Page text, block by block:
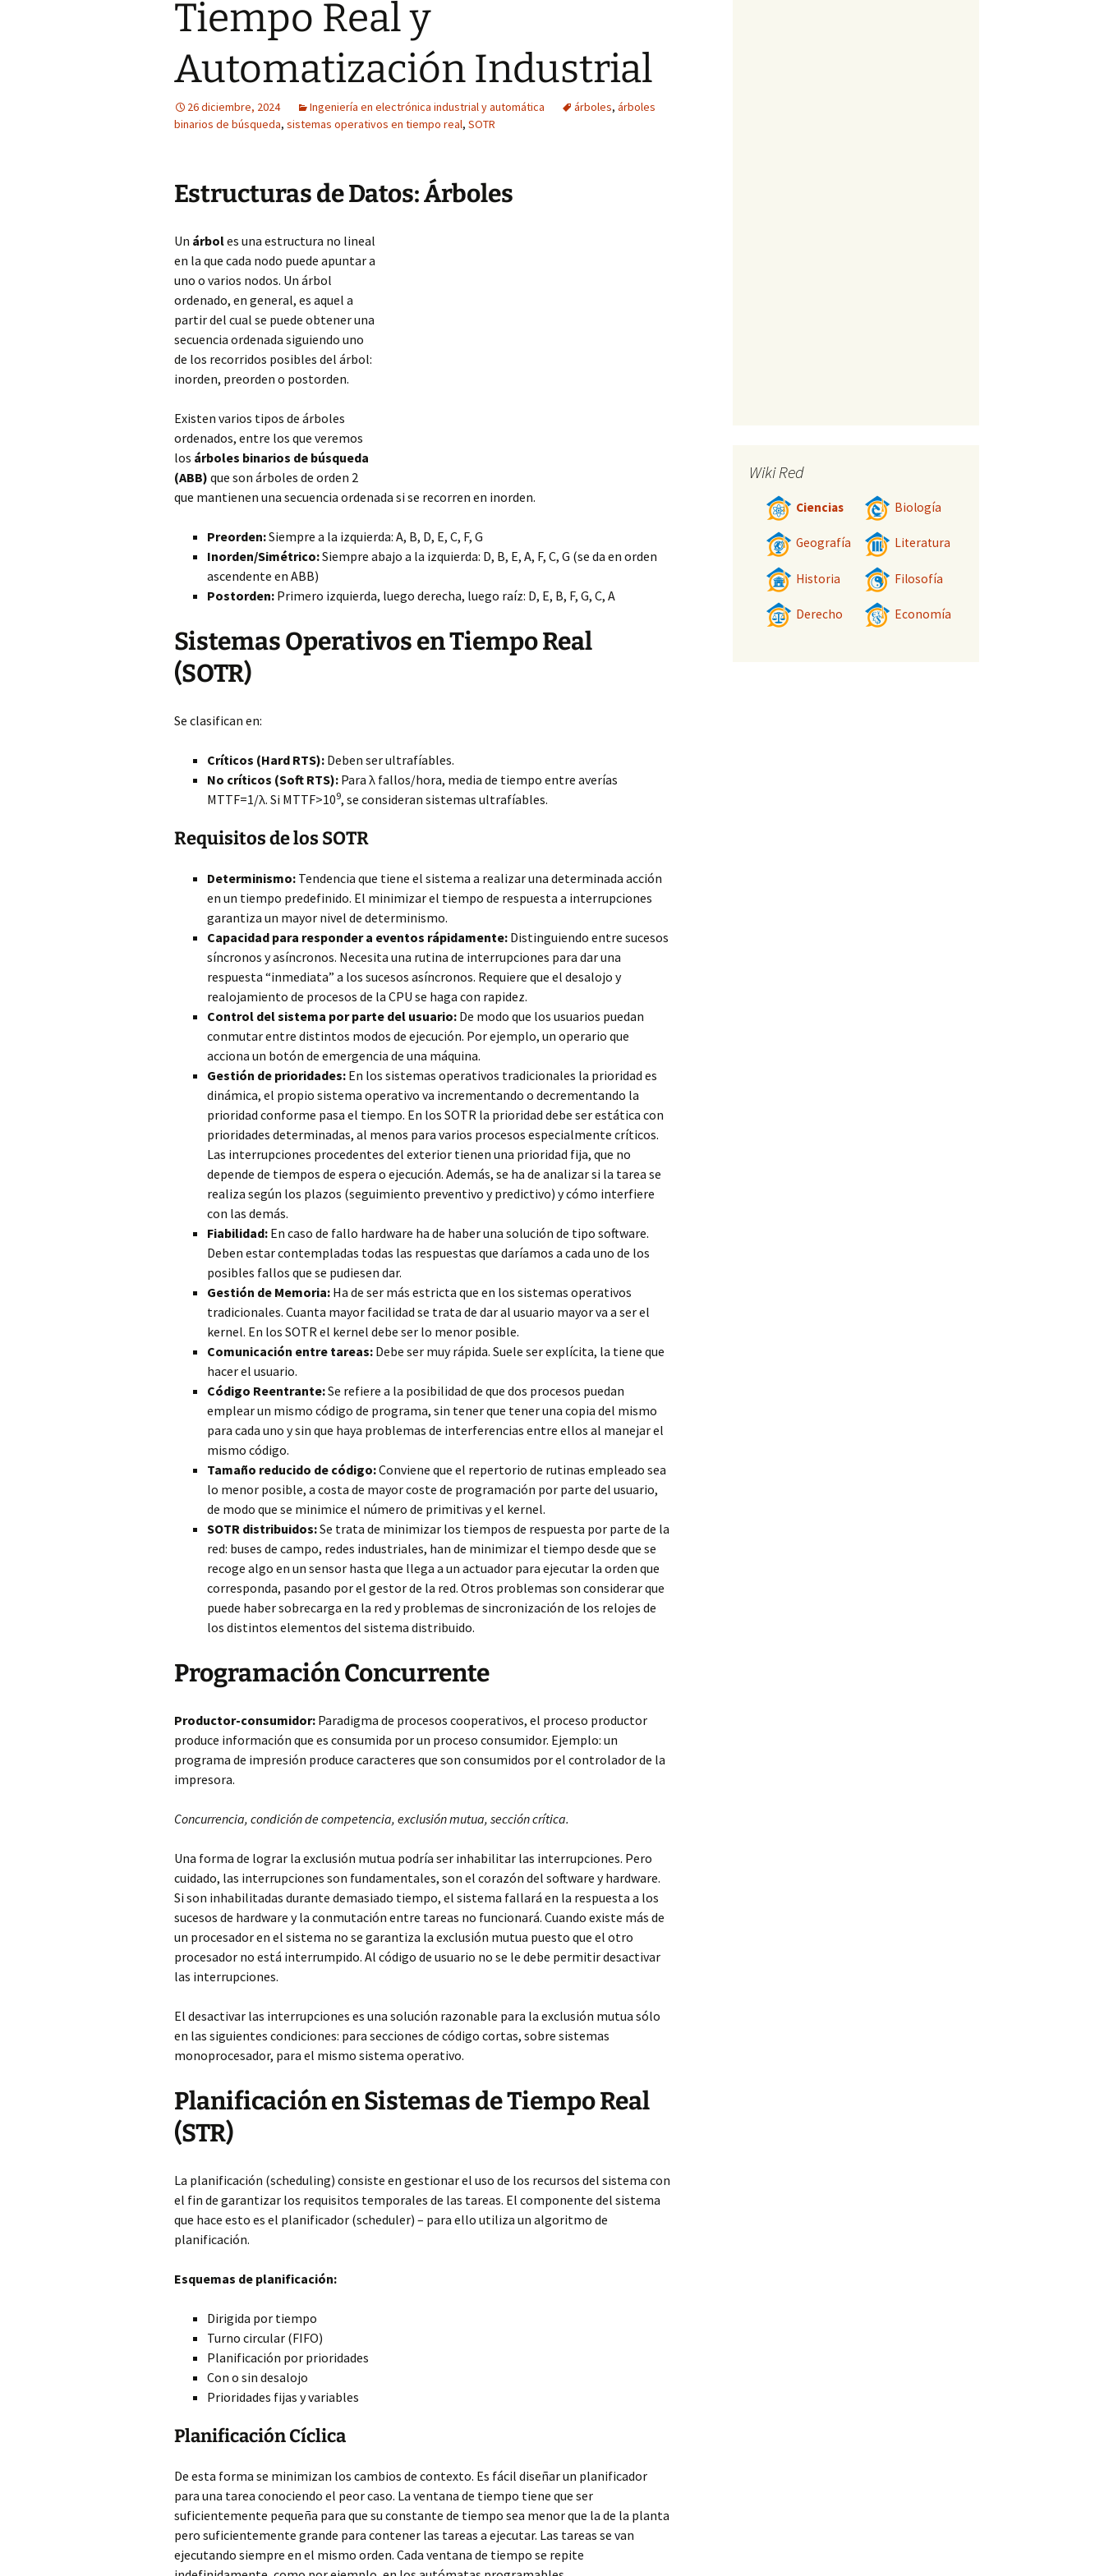
Tiempo Real y
Automatización Industrial
26 diciembre, 2024 Ingeniería en electrónica industrial y automática árboles, árboles
binarios de búsqueda, sistemas operativos en tiempo real, SOTR
Estructuras de Datos: Árboles
Un árboles una estructura no lineal
en la que cada nodo puede apuntar a
uno o varios nodos. Un árbol
ordenado, en general, es aquel a
partir del cual se puede obtener una
secuencia ordenada siguiendo uno
de los recorridos posibles del árbol:
inorden, preorden o postorden.
Existen varios tipos de árboles
ordenados, entre los que veremos
los árboles binarios de búsqueda
(ABB) que son árboles de orden 2
que mantienen una secuencia ordenada si se recorren en inorden.
Preorden:Siempre a la izquierda: A, B, D, E, C, F, G
Inorden/Simétrico:Siempre abajo a la izquierda: D, B, E, A, F, C, G (se da en orden
ascendente en ABB)
Postorden: Primero izquierda, luego derecha, luego raíz: D, E, B, F, G, C, A
Sistemas Operativos en Tiempo Real
(SOTR)
Se clasifican en:
Críticos (Hard RTS): Deben ser ultrafíables.
No críticos (Soft RTS): Para λ fallos/hora, media de tiempo entre averías
MTTF=1/λ. Si MTTF>109, se consideran sistemas ultrafíables.
Requisitos de los SOTR
Determinismo: Tendencia que tiene el sistema a realizar una determinada acción
en un tiempo predefinido. El minimizar el tiempo de respuesta a interrupciones
garantiza un mayor nivel de determinismo.
Capacidad para responder a eventos rápidamente: Distinguiendo entre sucesos
síncronos y asíncronos. Necesita una rutina de interrupciones para dar una
respuesta “inmediata” a los sucesos asíncronos. Requiere que el desalojo y
realojamiento de procesos de la CPU se haga con rapidez.
Control del sistema por parte del usuario: De modo que los usuarios puedan
conmutar entre distintos modos de ejecución. Por ejemplo, un operario que
acciona un botón de emergencia de una máquina.
Gestión de prioridades: En los sistemas operativos tradicionales la prioridad es
dinámica, el propio sistema operativo va incrementando o decrementando la
prioridad conforme pasa el tiempo. En los SOTR la prioridad debe ser estática con
prioridades determinadas, al menos para varios procesos especialmente críticos.
Las interrupciones procedentes del exterior tienen una prioridad fija, que no
depende de tiempos de espera o ejecución. Además, se ha de analizar si la tarea se
realiza según los plazos (seguimiento preventivo y predictivo) y cómo interfiere
con las demás.
Fiabilidad: En caso de fallo hardware ha de haber una solución de tipo software.
Deben estar contempladas todas las respuestas que daríamos a cada uno de los
posibles fallos que se pudiesen dar.
Gestión de Memoria: Ha de ser más estricta que en los sistemas operativos
tradicionales. Cuanta mayor facilidad se trata de dar al usuario mayor va a ser el
kernel. En los SOTR el kernel debe ser lo menor posible.
Comunicación entre tareas: Debe ser muy rápida. Suele ser explícita, la tiene que
hacer el usuario.
Código Reentrante:Se refiere a la posibilidad de que dos procesos puedan
emplear un mismo código de programa, sin tener que tener una copia del mismo
para cada uno y sin que haya problemas de interferencias entre ellos al manejar el
mismo código.
Tamaño reducido de código:Conviene que el repertorio de rutinas empleado sea
lo menor posible, a costa de mayor coste de programación por parte del usuario,
de modo que se minimice el número de primitivas y el kernel.
SOTR distribuidos:Se trata de minimizar los tiempos de respuesta por parte de la
red: buses de campo, redes industriales, han de minimizar el tiempo desde que se
recoge algo en un sensor hasta que llega a un actuador para ejecutar la orden que
corresponda, pasando por el gestor de la red. Otros problemas son considerar que
puede haber sobrecarga en la red y problemas de sincronización de los relojes de
los distintos elementos del sistema distribuido.
Programación Concurrente
Productor-consumidor: Paradigma de procesos cooperativos, el proceso productor
produce información que es consumida por un proceso consumidor. Ejemplo: un
programa de impresión produce caracteres que son consumidos por el controlador de la
impresora.
Concurrencia, condición de competencia, exclusión mutua, sección crítica.
Una forma de lograr la exclusión mutua podría ser inhabilitar las interrupciones. Pero
cuidado, las interrupciones son fundamentales, son el corazón del software y hardware.
Si son inhabilitadas durante demasiado tiempo, el sistema fallará en la respuesta a los
sucesos de hardware y la conmutación entre tareas no funcionará. Cuando existe más de
un procesador en el sistema no se garantiza la exclusión mutua puesto que el otro
procesador no está interrumpido. Al código de usuario no se le debe permitir desactivar
las interrupciones.
El desactivar las interrupciones es una solución razonable para la exclusión mutua sólo
en las siguientes condiciones: para secciones de código cortas, sobre sistemas
monoprocesador, para el mismo sistema operativo.
Planificación en Sistemas de Tiempo Real
(STR)
La planificación (scheduling) consiste en gestionar el uso de los recursos del sistema con
el fin de garantizar los requisitos temporales de las tareas. El componente del sistema
que hace esto es el planificador (scheduler) – para ello utiliza un algoritmo de
planificación.
Esquemas de planificación:
Dirigida por tiempo
Turno circular (FIFO)
Planificación por prioridades
Con o sin desalojo
Prioridades fijas y variables
Planificación Cíclica
De esta forma se minimizan los cambios de contexto. Es fácil diseñar un planificador
para una tarea conociendo el peor caso. La ventana de tiempo tiene que ser
suficientemente pequeña para que su constante de tiempo sea menor que la de la planta
pero suficientemente grande para contener las tareas a ejecutar. Las tareas se van
ejecutando siempre en el mismo orden. Cada ventana de tiempo se repite
Wiki Red
Ciencias Biología
Geografía Literatura
Historia Filosofía
Derecho Economía